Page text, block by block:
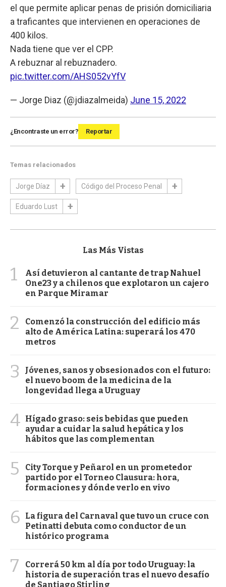
el que permite aplicar penas de prisión domiciliaria
a traficantes que intervienen en operaciones de
400 kilos.
Nada tiene que ver el CPP.
A rebuznar al rebuznadero.
pic.twitter.com/AHS052vYfV
— Jorge Diaz (@jdiazalmeida) June 15, 2022
¿Encontraste un error? Reportar
Temas relacionados
Jorge Díaz Código del Proceso Penal
Eduardo Lust
Las Más Vistas
1
Así detuvieron al cantante de trap Nahuel
One23 y a chilenos que explotaron un cajero
en Parque Miramar
2
Comenzó la construcción del edificio más
alto de América Latina: superará los 470
metros
3
Jóvenes, sanos y obsesionados con el futuro:
el nuevo boom de la medicina de la
longevidad llega a Uruguay
4 Hígado graso: seis bebidas que pueden
ayudar a cuidar la salud hepática y los
hábitos que las complementan
5
City Torque y Peñarol en un prometedor
partido por el Torneo Clausura: hora,
formaciones y dónde verlo en vivo
6
La figura del Carnaval que tuvo un cruce con
Petinatti debuta como conductor de un
histórico programa
7
Correrá 50 km al día por todo Uruguay: la
historia de superación tras el nuevo desafío
de Santiago Stirling